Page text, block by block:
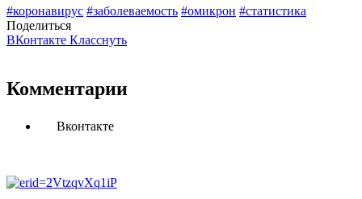
#коронавирус #заболеваемость #омикрон #статистика
Поделиться
ВКонтакте Класснуть
Комментарии
Вконтакте